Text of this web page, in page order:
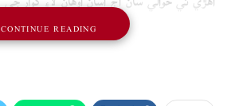
صحت لاءِ انيڪ فائدا آهن جن بابت ذڪر